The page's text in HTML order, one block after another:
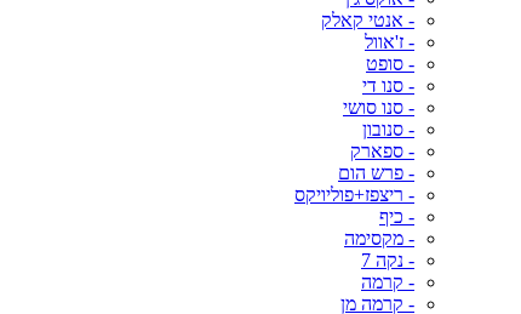
- אנטי קאלק
- ז'אוול
- סופט
- סנו די
- סנו סושי
- סנובון
- ספארק
- פרש הום
- ריצפז+פוליויקס
- כיף
- מקסימה
- נקה 7
- קרמה
- קרמה מן